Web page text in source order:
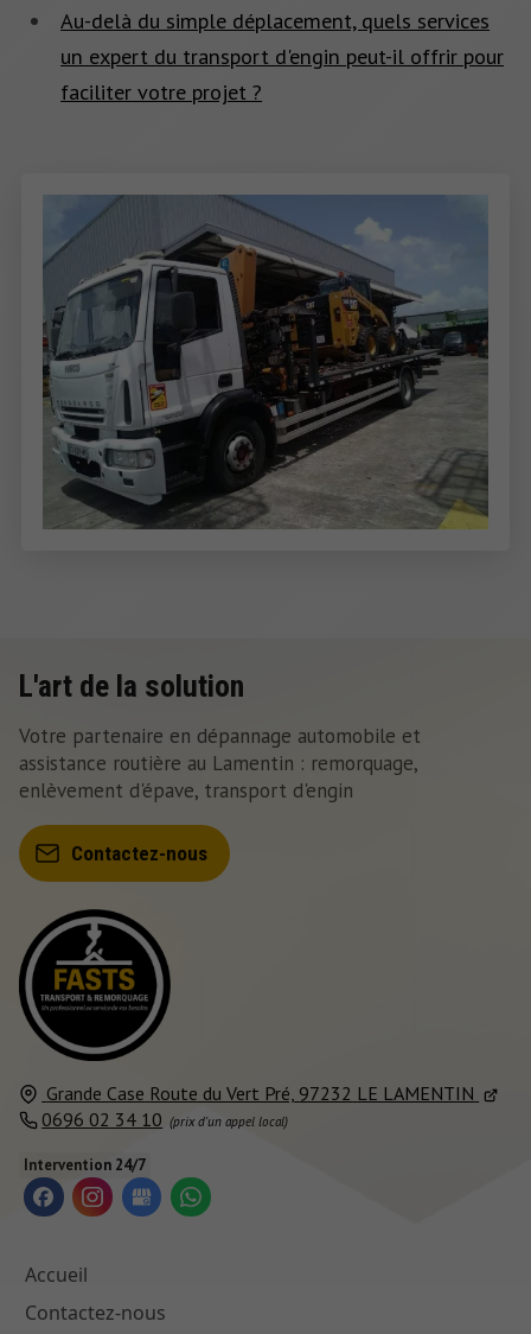
Au-delà du simple déplacement, quels services
un expert du transport d'engin peut-il offrir pour
faciliter votre projet ?
Grande Case Route du Vert Pré, 97232 LE LAMENTIN
0696 02 34 10
Intervention 24/7
Accueil
Contactez-nous
L'art de la solution
Votre partenaire en dépannage automobile et
assistance routière au Lamentin : remorquage,
enlèvement d'épave, transport d'engin
Contactez-nous